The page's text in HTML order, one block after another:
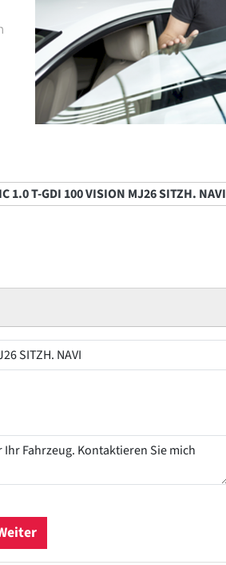
1.0 T-GDI 100 VISION MJ26 SITZH. NAVI